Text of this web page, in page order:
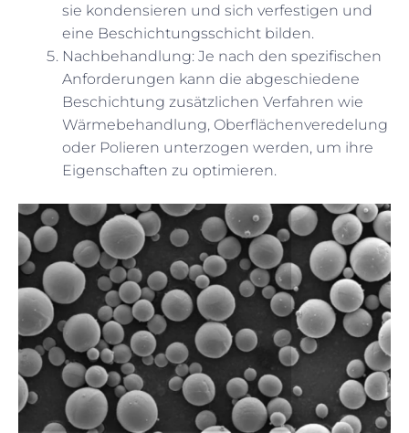
sie kondensieren und sich verfestigen und
eine Beschichtungsschicht bilden.
Nachbehandlung: Je nach den spezifischen
Anforderungen kann die abgeschiedene
Beschichtung zusätzlichen Verfahren wie
Wärmebehandlung, Oberflächenveredelung
oder Polieren unterzogen werden, um ihre
Eigenschaften zu optimieren.